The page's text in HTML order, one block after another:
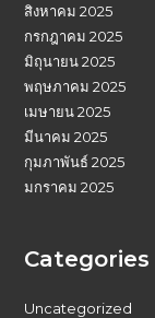
สิงหาคม 2025
กรกฎาคม 2025
มิถุนายน 2025
พฤษภาคม 2025
เมษายน 2025
มีนาคม 2025
กุมภาพันธ์ 2025
มกราคม 2025
Categories
Uncategorized